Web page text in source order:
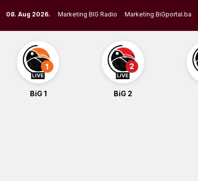
to
content
08. Aug 2026. Marketing BIG Radio Marketing BiGportal.ba
BiG 1 BiG 2